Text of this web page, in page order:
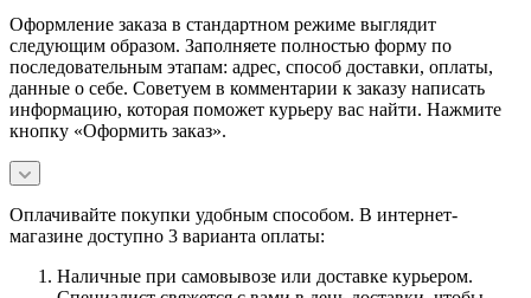
Оформление заказа в стандартном режиме выглядит
следующим образом. Заполняете полностью форму по
последовательным этапам: адрес, способ доставки, оплаты,
данные о себе. Советуем в комментарии к заказу написать
информацию, которая поможет курьеру вас найти. Нажмите
кнопку «Оформить заказ».
Оплачивайте покупки удобным способом. В интернет-
магазине доступно 3 варианта оплаты:
Наличные при самовывозе или доставке курьером.